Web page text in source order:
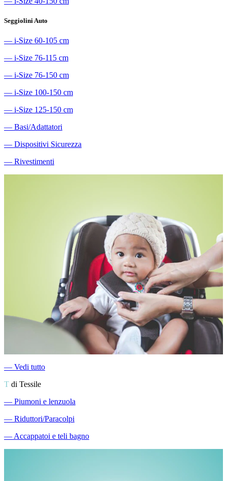
Seggiolini Auto
― i-Size 60-105 cm
― i-Size 76-115 cm
― i-Size 76-150 cm
― i-Size 100-150 cm
― i-Size 125-150 cm
― Basi/Adattatori
― Dispositivi Sicurezza
― Rivestimenti
― Vedi tutto
T di Tessile
― Piumoni e lenzuola
― Riduttori/Paracolpi
―Accappatoi e teli bagno